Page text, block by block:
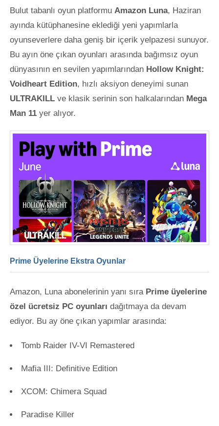
Bulut tabanlı oyun platformu Amazon Luna, Haziran
ayında kütüphanesine eklediği yeni yapımlarla
oyunseverlere daha geniş bir içerik yelpazesi sunuyor.
Bu ayın öne çıkan oyunları arasında bağımsız oyun
dünyasının en sevilen yapımlarından Hollow Knight:
Voidheart Edition, hızlı aksiyon deneyimi sunan
ULTRAKILL ve klasik serinin son halkalarından Mega
Man 11 yer alıyor.
Prime Üyelerine Ekstra Oyunlar
Amazon, Luna abonelerinin yanı sıra Prime üyelerine
özel ücretsiz PC oyunları dağıtmaya da devam
ediyor. Bu ay öne çıkan yapımlar arasında:
Tomb Raider IV-VI Remastered
Mafia III: Definitive Edition
XCOM: Chimera Squad
Paradise Killer